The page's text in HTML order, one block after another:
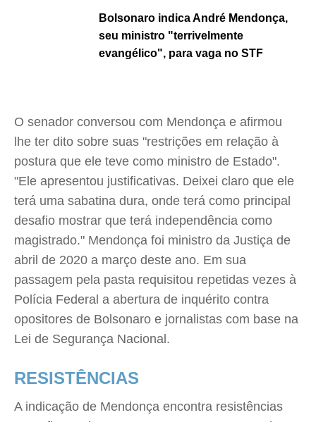
Bolsonaro indica André Mendonça,
seu ministro "terrivelmente
evangélico", para vaga no STF
O senador conversou com Mendonça e afirmou
lhe ter dito sobre suas "restrições em relação à
postura que ele teve como ministro de Estado".
"Ele apresentou justificativas. Deixei claro que ele
terá uma sabatina dura, onde terá como principal
desafio mostrar que terá independência como
magistrado." Mendonça foi ministro da Justiça de
abril de 2020 a março deste ano. Em sua
passagem pela pasta requisitou repetidas vezes à
Polícia Federal a abertura de inquérito contra
opositores de Bolsonaro e jornalistas com base na
Lei de Segurança Nacional.
RESISTÊNCIAS
A indicação de Mendonça encontra resistências